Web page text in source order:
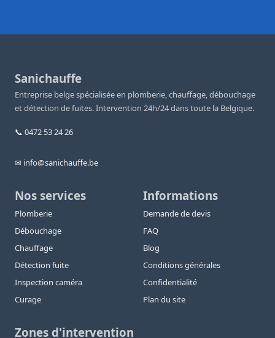
Sanichauffe
Entreprise belge spécialisée en plomberie, chauffage, débouchage
et détection de fuites. Intervention 24h/24 dans toute la Belgique.
📞 0472 53 24 26
✉ info@sanichauffe.be
Nos services
Plomberie
Débouchage
Chauffage
Détection fuite
Inspection caméra
Curage
Informations
Demande de devis
FAQ
Blog
Conditions générales
Confidentialité
Plan du site
Zones d'intervention